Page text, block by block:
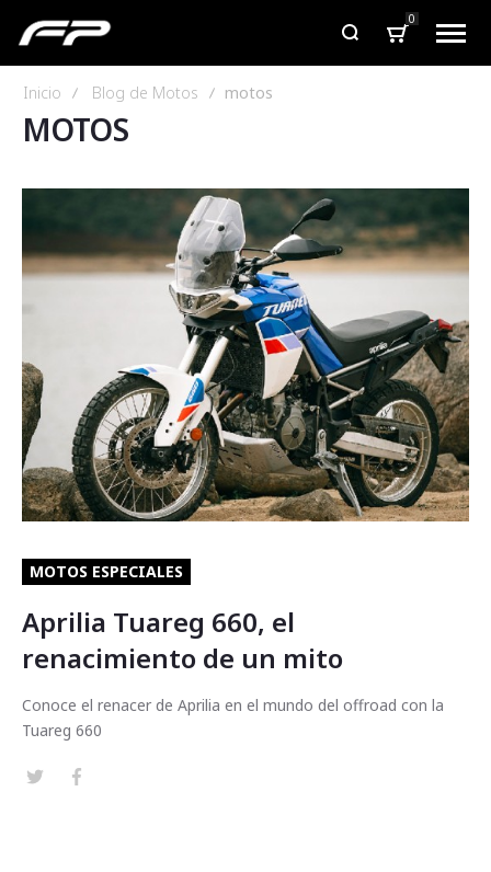
0
Inicio Blog de Motos motos
MOTOS
MOTOS ESPECIALES
Aprilia Tuareg 660, el
renacimiento de un mito
Conoce el renacer de Aprilia en el mundo del offroad con la
Tuareg 660